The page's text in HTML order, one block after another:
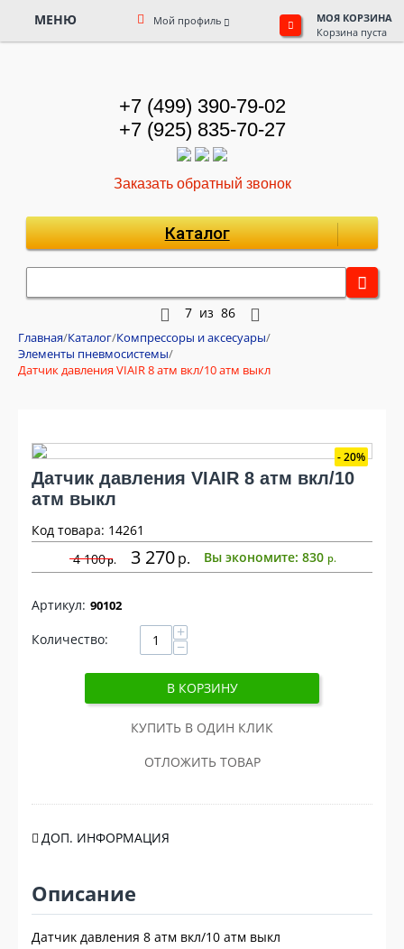
МЕНЮ Мой профиль
МОЯ КОРЗИНА
Корзина пуста
+7 (499) 390-79-02
+7 (925) 835-70-27
Заказать обратный звонок
Каталог
Главная/Каталог/Компрессоры и аксесуары/
Элементы пневмосистемы/
Датчик давления VIAIR 8 атм вкл/10 атм выкл
7 из 86
20%
Датчик давления VIAIR 8 атм вкл/10
атм выкл
Код товара: 14261
4 100р 3 270р Вы экономите: 830 р
90102
Количество: +
−
В КОРЗИНУ
КУПИТЬ В ОДИН КЛИК
ОТЛОЖИТЬ ТОВАР
ДОП. ИНФОРМАЦИЯ
Описание
Датчик давления 8 атм вкл/10 атм выкл